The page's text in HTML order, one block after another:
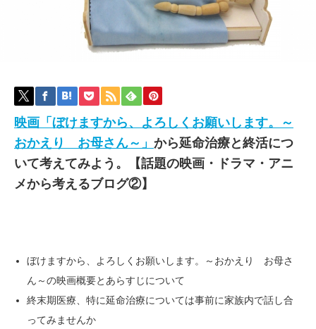
映画「ぼけますから、よろしくお願いします。～
おかえり お母さん～」 から延命治療と終活につ
いて考えてみよう。【話題の映画・ドラマ・アニ
メから考えるブログ②】
ぼけますから、よろしくお願いします。～おかえり お母さ
ん～の映画概要とあらすじについて
終末期医療、特に延命治療については事前に家族内で話し合
ってみませんか